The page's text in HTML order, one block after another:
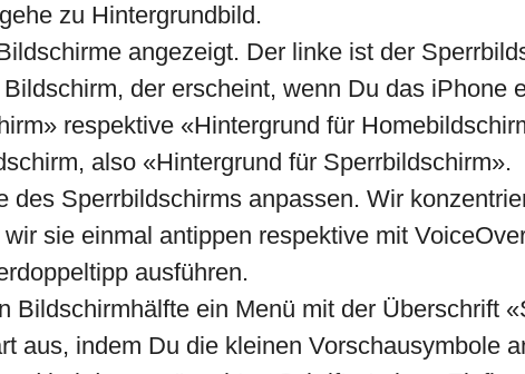
zu Hintergrundbild.
angezeigt. Der linke ist der
der erscheint, wenn Du das iPhone
respektive «Hintergrund für
also «Hintergrund für Sperrbildschirm».
des Sperrbildschirms anpassen. Wir
sie einmal antippen respektive mit
ausführen.
Bildschirmhälfte ein Menü mit der Überschrift
aus, indem Du die kleinen Vorschausymbole